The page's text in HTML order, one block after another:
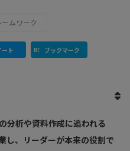
ムワーク
ート ブックマーク
分析や資料作成に追われる
し、リーダーが本来の役割で